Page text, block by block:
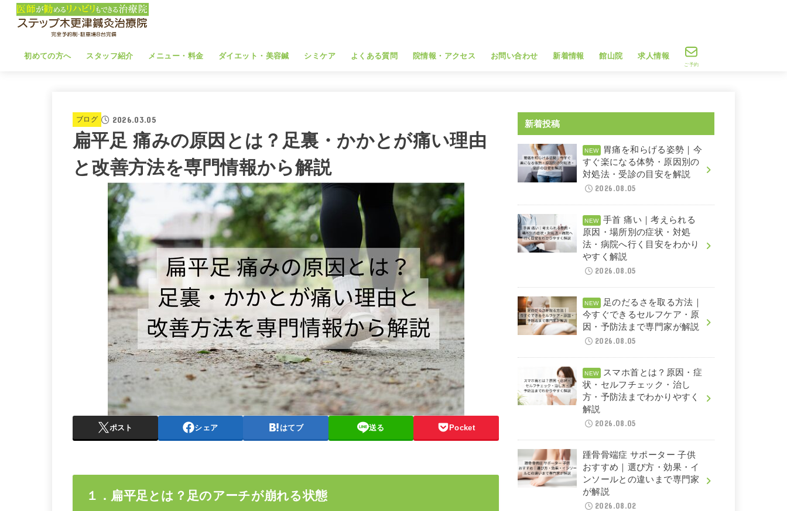
初めての方へ スタッフ紹介 メニュー・料金 ダイエット・美容鍼 シミケア よくある質問 院情報・アクセス お問い合わせ 新着情報 館山院 求人情報
ご予約
ブログ 2026.03.05
扁平足 痛みの原因とは？足裏・かかとが痛い理由
と改善方法を専門情報から解説
ポスト シェア はてブ 送る Pocket
１．扁平足とは？足のアーチが崩れる状態
新着投稿
胃痛を和らげる姿勢｜今
すぐ楽になる体勢・原因別の
対処法・受診の目安を解説
2026.08.05
手首 痛い｜考えられる
原因・場所別の症状・対処
法・病院へ行く目安をわかり
やすく解説
2026.08.05
足のだるさを取る方法｜
今すぐできるセルフケア・原
因・予防法まで専門家が解説
2026.08.05
スマホ首とは？原因・症
状・セルフチェック・治し
方・予防法までわかりやすく
解説
2026.08.05
踵骨骨端症 サポーター 子供
おすすめ｜選び方・効果・イ
ンソールとの違いまで専門家
が解説
2026.08.02